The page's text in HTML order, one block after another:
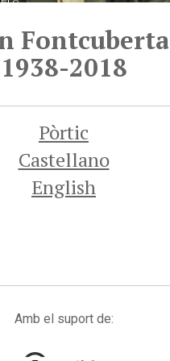
Fontcuberta
1938-2018
Pòrtic
Castellano
English
Amb el suport de: